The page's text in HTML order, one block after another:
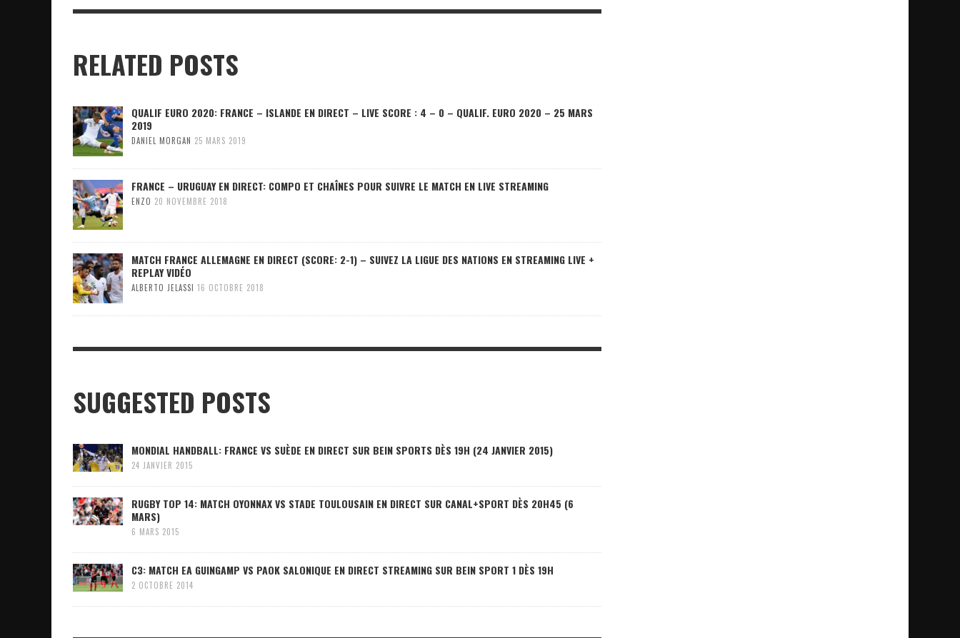
RELATED POSTS
QUALIF EURO 2020: FRANCE – ISLANDE EN DIRECT – LIVE SCORE : 4 – 0 – QUALIF. EURO 2020 – 25 MARS
2019
DANIEL MORGAN 25 MARS 2019
FRANCE – URUGUAY EN DIRECT: COMPO ET CHAÎNES POUR SUIVRE LE MATCH EN LIVE STREAMING
ENZO 20 NOVEMBRE 2018
MATCH FRANCE ALLEMAGNE EN DIRECT (SCORE: 2-1) – SUIVEZ LA LIGUE DES NATIONS EN STREAMING LIVE +
REPLAY VIDÉO
ALBERTO JELASSI 16 OCTOBRE 2018
SUGGESTED POSTS
MONDIAL HANDBALL: FRANCE VS SUÈDE EN DIRECT SUR BEIN SPORTS DÈS 19H (24 JANVIER 2015)
24 JANVIER 2015
RUGBY TOP 14: MATCH OYONNAX VS STADE TOULOUSAIN EN DIRECT SUR CANAL+SPORT DÈS 20H45 (6
MARS)
6 MARS 2015
C3: MATCH EA GUINGAMP VS PAOK SALONIQUE EN DIRECT STREAMING SUR BEIN SPORT 1 DÈS 19H
2 OCTOBRE 2014